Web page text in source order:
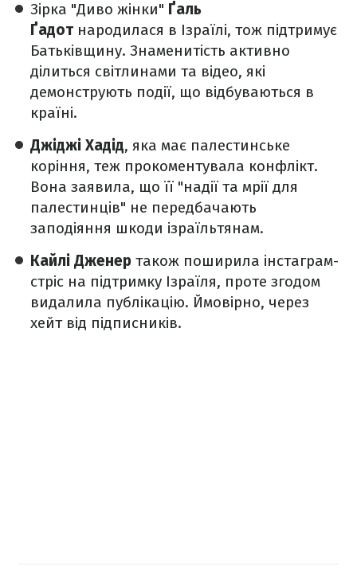
Зірка "Диво жінки" Ґаль
Ґадотнародилася в Ізраїлі, тож підтримує
Батьківщину. Знаменитість активно
ділиться світлинами та відео, які
демонструють події, що відбуваються в
країні.
Джіджі Хадід, яка має палестинське
коріння, теж прокоментувала конфлікт.
Вона заявила, що її "надії та мрії для
палестинців" не передбачають
заподіяння шкоди ізраїльтянам.
Кайлі Дженер також поширила інстаграм-
стріс на підтримку Ізраїля, проте згодом
видалила публікацію. Ймовірно, через
хейт від підписників.